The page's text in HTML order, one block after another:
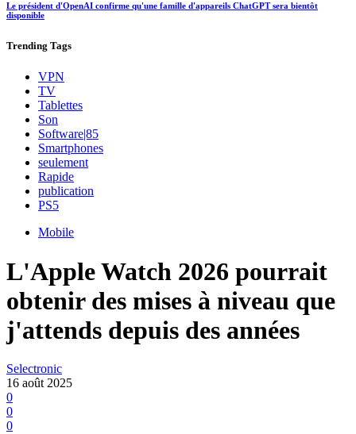
Le président d'OpenAI confirme qu'une famille d'appareils ChatGPT sera bientôt
disponible
Trending Tags
VPN
TV
Tablettes
Son
Software|85
Smartphones
seulement
Rapide
publication
PS5
Mobile
L'Apple Watch 2026 pourrait
obtenir des mises à niveau que
j'attends depuis des années
Selectronic
16 août 2025
0
0
0